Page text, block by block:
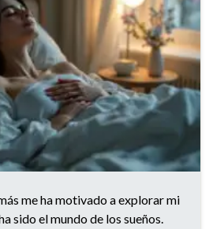
me ha motivado a explorar mi
sido el mundo de los sueños.